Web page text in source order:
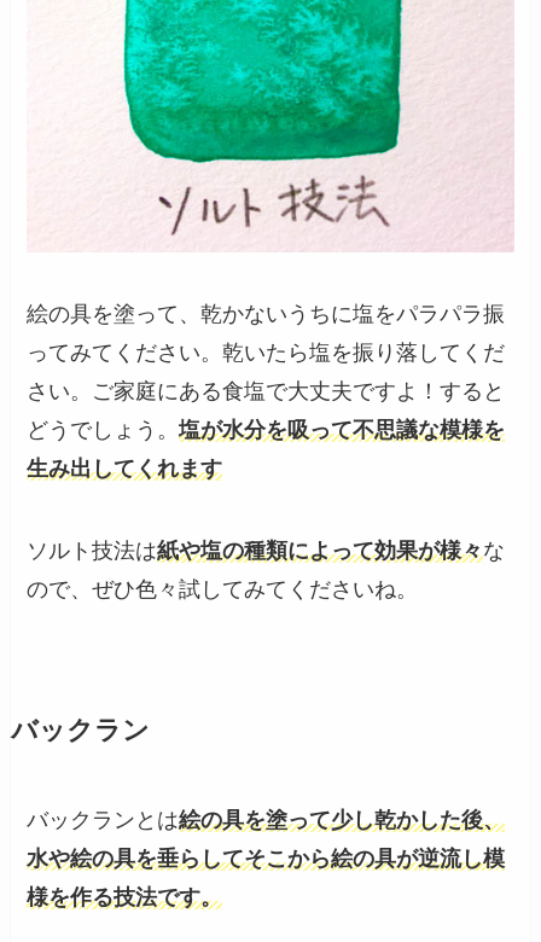
絵の具を塗って、乾かないうちに塩をパラパラ振
ってみてください。乾いたら塩を振り落してくだ
さい。ご家庭にある食塩で大丈夫ですよ！すると
どうでしょう。塩が水分を吸って不思議な模様を
生み出してくれます
ソルト技法は紙や塩の種類によって効果が様々な
ので、ぜひ色々試してみてくださいね。
バックラン
バックランとは絵の具を塗って少し乾かした後、
水や絵の具を垂らしてそこから絵の具が逆流し模
様を作る技法です。